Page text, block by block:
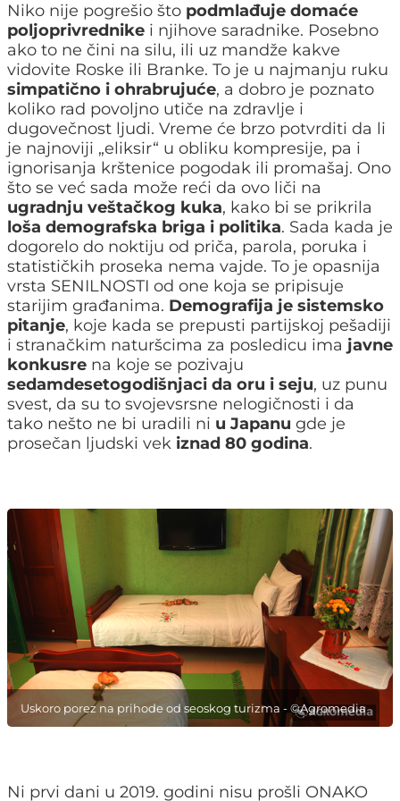
Niko nije pogrešio što podmlađuje domaće
poljoprivrednike i njihove saradnike. Posebno
ako to ne čini na silu, ili uz mandže kakve
vidovite Roske ili Branke. To je u najmanju ruku
simpatično i ohrabrujuće, a dobro je poznato
koliko rad povoljno utiče na zdravlje i
dugovečnost ljudi. Vreme će brzo potvrditi da li
je najnoviji „eliksir“ u obliku kompresije, pa i
ignorisanja krštenice pogodak ili promašaj. Ono
što se već sada može reći da ovo liči na
ugradnju veštačkog kuka, kako bi se prikrila
loša demografska briga i politika. Sada kada je
dogorelo do noktiju od priča, parola, poruka i
statističkih proseka nema vajde. To je opasnija
vrsta SENILNOSTI od one koja se pripisuje
starijim građanima. Demografija je sistemsko
pitanje, koje kada se prepusti partijskoj pešadiji
i stranačkim naturšcima za posledicu ima javne
konkusre na koje se pozivaju
sedamdesetogodišnjaci da oru i seju, uz punu
svest, da su to svojevsrsne nelogičnosti i da
tako nešto ne bi uradili ni u Japanu gde je
prosečan ljudski vek iznad 80 godina.
Uskoro porez na prihode od seoskog turizma - ©Agromedia
Ni prvi dani u 2019. godini nisu prošli ONAKO